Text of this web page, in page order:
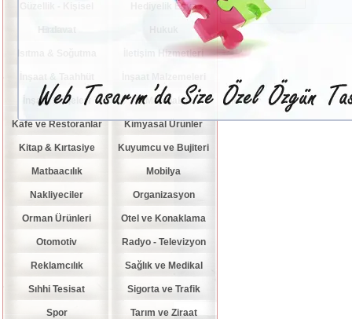
Bakım
Hediyelik Eşya
Hırdavat
İletişim Hizmetleri
İnşaat Projeleri İş Makinaları
Kafe ve Restoranlar Kimyasal Ürünler
Kitap & Kırtasiye Kuyumcu ve Bujiteri
Matbaacılık Mobilya
Nakliyeciler Organizasyon
Orman Ürünleri Otel ve Konaklama
Otomotiv Radyo - Televizyon
Reklamcılık Sağlık ve Medikal
Sıhhi Tesisat Sigorta ve Trafik
Spor Tarım ve Ziraat